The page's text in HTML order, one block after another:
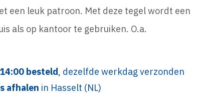
een leuk patroon. Met deze tegel wordt een
als op kantoor te gebruiken. O.a.
14:00 besteld, dezelfde werkdag verzonden
afhalen in Hasselt (NL)